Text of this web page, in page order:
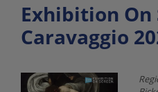
Exhibition On
Caravaggio